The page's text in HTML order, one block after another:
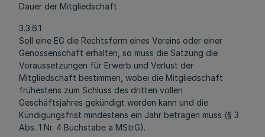
Dauer der Mitgliedschaft
3.3.6.1
Soll eine EG die Rechtsform eines Vereins oder einer
Genossenschaft erhalten, so muss die Satzung die
Voraussetzungen für Erwerb und Verlust der
Mitgliedschaft bestimmen, wobei die Mitgliedschaft
frühestens zum Schluss des dritten vollen
Geschäftsjahres gekündigt werden kann und die
Kündigungsfrist mindestens ein Jahr betragen muss (§ 3
Abs. 1 Nr. 4 Buchstabe a MStrG).